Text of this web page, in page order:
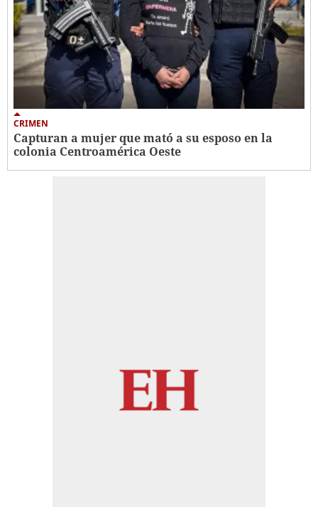
CRIMEN
Capturan a mujer que mató a su esposo en la
colonia Centroamérica Oeste